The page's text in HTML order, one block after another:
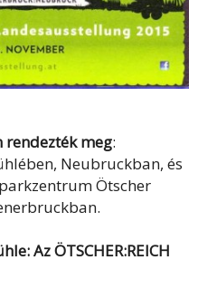
meg:
Neubruckban, és
Ötscher
Az ÖTSCHER:REICH